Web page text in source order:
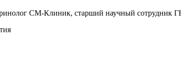
СМ-Клиник, старший научный